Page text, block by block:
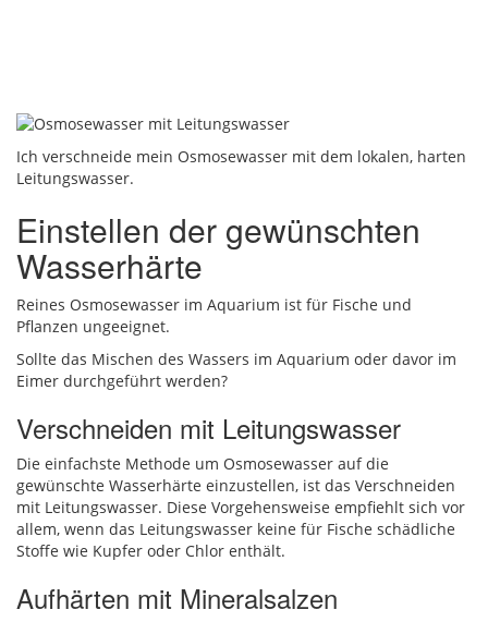
Ich verschneide mein Osmosewasser mit dem lokalen, harten
Leitungswasser.
Einstellen der gewünschten
Wasserhärte
Reines Osmosewasser im Aquarium ist für Fische und
Pflanzen ungeeignet.
Sollte das Mischen des Wassers im Aquarium oder davor im
Eimer durchgeführt werden?
Verschneiden mit Leitungswasser
Die einfachste Methode um Osmosewasser auf die
gewünschte Wasserhärte einzustellen, ist das Verschneiden
mit Leitungswasser. Diese Vorgehensweise empfiehlt sich vor
allem, wenn das Leitungswasser keine für Fische schädliche
Stoffe wie Kupfer oder Chlor enthält.
Aufhärten mit Mineralsalzen